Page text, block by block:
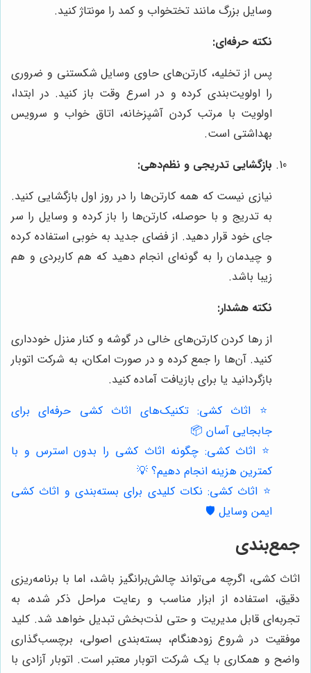
وسایل بزرگ مانند تختخواب و کمد را مونتاژ کنید.
نکته حرفه‌ای:
پس از تخلیه، کارتن‌های حاوی وسایل شکستنی و ضروری
را اولویت‌بندی کرده و در اسرع وقت باز کنید. در ابتدا،
اولویت با مرتب کردن آشپزخانه، اتاق خواب و سرویس
بهداشتی است.
بازگشایی تدریجی و نظم‌دهی:
نیازی نیست که همه کارتن‌ها را در روز اول بازگشایی کنید.
به تدریج و با حوصله، کارتن‌ها را باز کرده و وسایل را سر
جای خود قرار دهید. از فضای جدید به خوبی استفاده کرده
و چیدمان را به گونه‌ای انجام دهید که هم کاربردی و هم
زیبا باشد.
نکته هشدار:
از رها کردن کارتن‌های خالی در گوشه و کنار منزل خودداری
کنید. آن‌ها را جمع کرده و در صورت امکان، به شرکت اتوبار
بازگردانید یا برای بازیافت آماده کنید.
⭐️ اثاث کشی: تکنیک‌های اثاث کشی حرفه‌ای برای
جابجایی آسان 📦
⭐️ اثاث کشی: چگونه اثاث کشی را بدون استرس و با
کمترین هزینه انجام دهیم؟ 💡
⭐️ اثاث کشی: نکات کلیدی برای بسته‌بندی و اثاث کشی
ایمن وسایل 🛡️
جمع‌بندی
اثاث کشی، اگرچه می‌تواند چالش‌برانگیز باشد، اما با برنامه‌ریزی
دقیق، استفاده از ابزار مناسب و رعایت مراحل ذکر شده، به
تجربه‌ای قابل مدیریت و حتی لذت‌بخش تبدیل خواهد شد. کلید
موفقیت در شروع زودهنگام، بسته‌بندی اصولی، برچسب‌گذاری
واضح و همکاری با یک شرکت اتوبار معتبر است. اتوبار آزادی با